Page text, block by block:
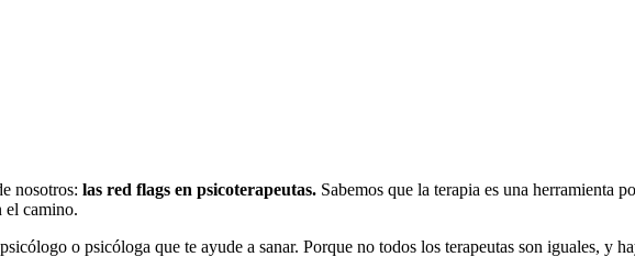
nosotros: las red flags en psicoterapeutas. Sabemos que la terapia es una herramienta
el camino.
o psicóloga que te ayude a sanar. Porque no todos los terapeutas son iguales, y